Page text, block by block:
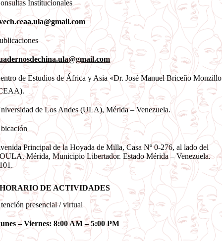
Institucionales
de Estudios de África y Asia «Dr. José Manuel Briceño
de Los Andes (ULA), Mérida – Venezuela.
Principal de la Hoyada de Milla, Casa Nº 0-276, al lado del
Mérida, Municipio Libertador. Estado Mérida – Venezuela.
HORARIO DE ACTIVIDADES
presencial / virtual
– Viernes: 8:00 AM – 5:00 PM